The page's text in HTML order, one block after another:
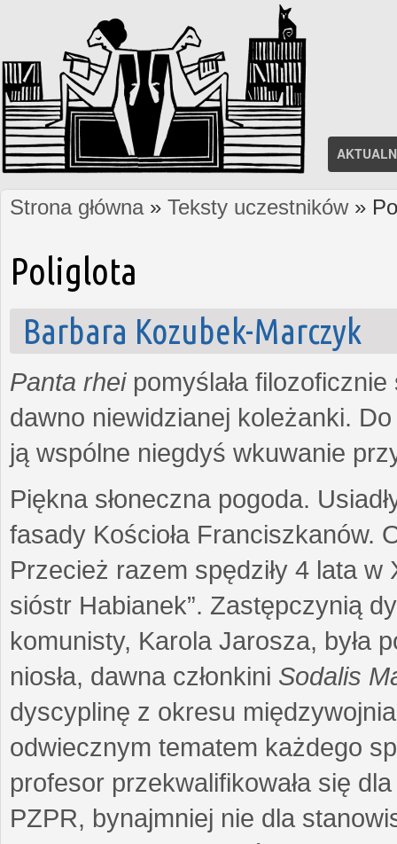
Jesteś tutaj
Strona główna» Teksty uczestników»
Poliglota
Barbara Kozubek-Marczyk
Panta rhei pomyślała
dawno niewidzianej koleżanki.
ją wspólne niegdyś wkuwanie
Piękna słoneczna pogoda.
fasady Kościoła Franciszkanów.
Przecież razem spędziły 4 lata w
sióstr Habianek”. Zastępczynią
komunisty, Karola Jarosza, była
niosła, dawna członkini Sodalis
dyscyplinę z okresu
odwiecznym tematem każdego
profesor przekwalifikowała się
PZPR, bynajmniej nie dla